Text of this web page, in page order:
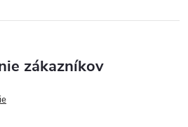
zákazníkov